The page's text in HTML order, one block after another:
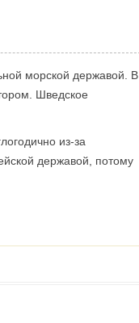
морской державой. В
Шведское
из-за
державой, потому